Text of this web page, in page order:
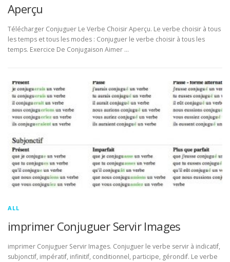
Aperçu
Télécharger Conjuguer Le Verbe Choisir Aperçu. Le verbe choisir à tous
les temps et tous les modes : Conjuguer le verbe choisir à tous les
temps. Exercice De Conjugaison Aimer …
ALL
imprimer Conjuguer Servir Images
imprimer Conjuguer Servir Images. Conjuguer le verbe servir à indicatif,
subjonctif, impératif, infinitif, conditionnel, participe, gérondif. Le verbe